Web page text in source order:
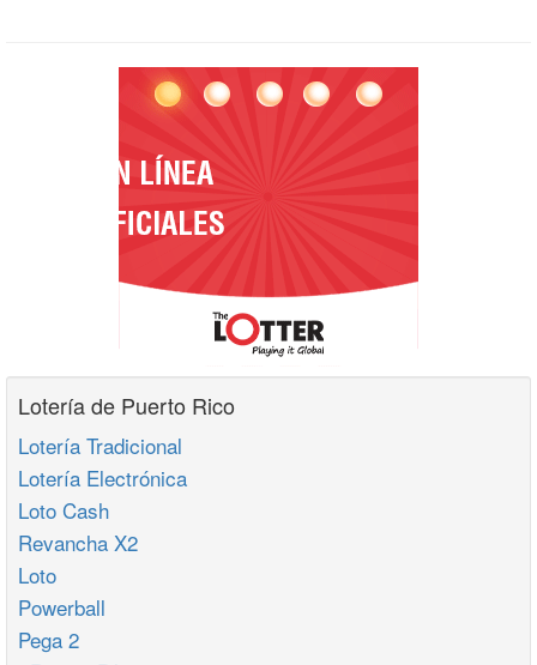
Lotería de Puerto Rico
Lotería Tradicional
Lotería Electrónica
Loto Cash
Revancha X2
Loto
Powerball
Pega 2